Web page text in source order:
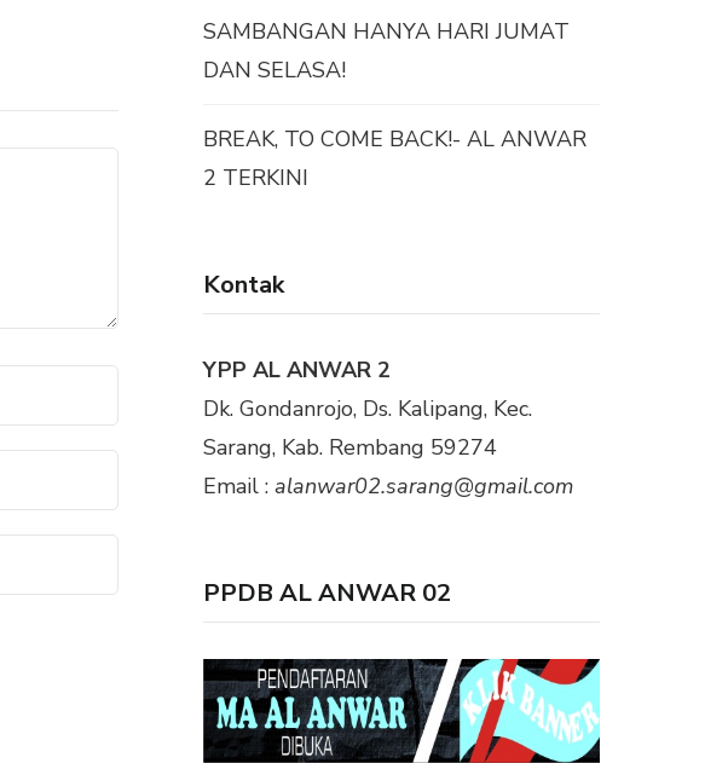
SAMBANGAN HANYA HARI JUMAT
DAN SELASA!
BREAK, TO COME BACK!- AL ANWAR
2 TERKINI
Kontak
YPP AL ANWAR 2
Dk. Gondanrojo, Ds. Kalipang, Kec.
Sarang, Kab. Rembang 59274
Email :alanwar02.sarang@gmail.com
PPDB AL ANWAR 02